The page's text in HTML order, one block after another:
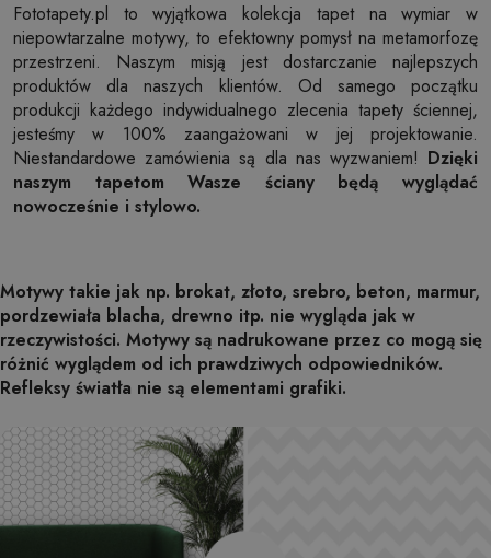
Fototapety.pl to wyjątkowa kolekcja tapet na wymiar w
niepowtarzalne motywy, to efektowny pomysł na metamorfozę
przestrzeni. Naszym misją jest dostarczanie najlepszych
produktów dla naszych klientów. Od samego początku
produkcji każdego indywidualnego zlecenia tapety ściennej,
jesteśmy w 100% zaangażowani w jej projektowanie.
Niestandardowe zamówienia są dla nas wyzwaniem! Dzięki
naszym tapetom Wasze ściany będą wyglądać
nowocześnie i stylowo.
Motywy takie jak np. brokat, złoto, srebro, beton, marmur,
pordzewiała blacha, drewno itp. nie wygląda jak w
rzeczywistości. Motywy są nadrukowane przez co mogą się
różnić wyglądem od ich prawdziwych odpowiedników.
Refleksy światła nie są elementami grafiki.